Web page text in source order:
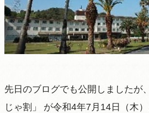
先日のブログでも公開しましたが
じゃ割」 が令和4年7月14日（木